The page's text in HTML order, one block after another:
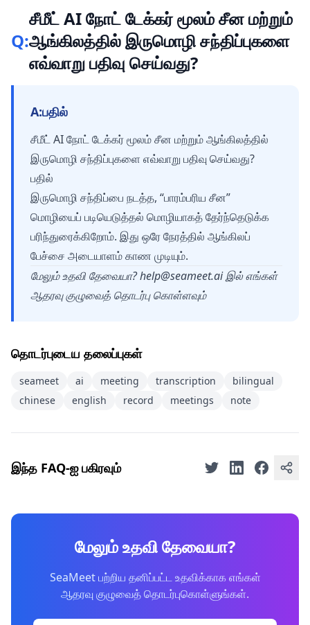
Q:
சீமீட் AI நோட் டேக்கர் மூலம் சீன மற்றும்
ஆங்கிலத்தில் இருமொழி சந்திப்புகளை
எவ்வாறு பதிவு செய்வது?
A:பதில்
சீமீட் AI நோட் டேக்கர் மூலம் சீன மற்றும் ஆங்கிலத்தில்
இருமொழி சந்திப்புகளை எவ்வாறு பதிவு செய்வது?
பதில்
இருமொழி சந்திப்பை நடத்த, “பாரம்பரிய சீன”
மொழியைப் படியெடுத்தல் மொழியாகத் தேர்ந்தெடுக்க
பரிந்துரைக்கிறோம். இது ஒரே நேரத்தில் ஆங்கிலப்
பேச்சை அடையாளம் காண முடியும்.
மேலும் உதவி தேவையா?help@seameet.aiஇல் எங்கள்
ஆதரவு குழுவைத் தொடர்பு கொள்ளவும்
தொடர்புடைய தலைப்புகள்
seameet ai meeting transcription
bilingual
chinese
english record meetings note
இந்த FAQ-ஐ பகிரவும்
மேலும் உதவி தேவையா?
SeaMeet பற்றிய தனிப்பட்ட உதவிக்காக எங்கள்
ஆதரவு குழுவைத் தொடர்புகொள்ளுங்கள்.